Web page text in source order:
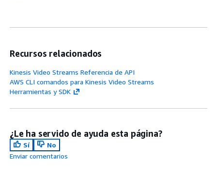
Recursos relacionados
Kinesis Video Streams Referencia de API
AWS CLI comandos para Kinesis Video Streams
Herramientas y SDK
¿Le ha servido de ayuda esta página?
Sí
No
Enviar comentarios